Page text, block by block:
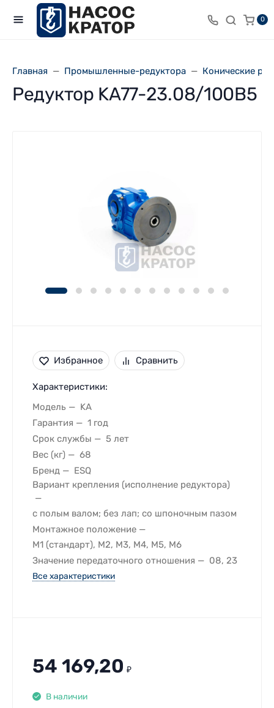
0
Главная Промышленные-редуктора Конические
Редуктор KA77-23.08/100В5
Избранное Сравнить
Характеристики:
Модель
KA
Гарантия
1 год
Срок службы
5 лет
Вес (кг)
68
Бренд
ESQ
Вариант крепления (исполнение редуктора)
с полым валом; без лап; со шпоночным пазом
Монтажное положение
M1 (стандарт), M2, M3, M4, M5, M6
Значение передаточного отношения
08, 23
Все характеристики
54 169,20 ₽
В наличии